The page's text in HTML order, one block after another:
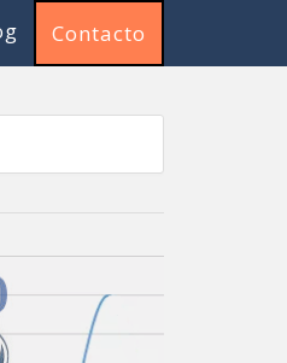
Contacto